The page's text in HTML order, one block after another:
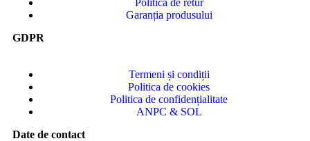
Garanția produsului
GDPR
Termeni și condiții
Politica de cookies
Politica de confidențialitate
ANPC & SOL
Date de contact